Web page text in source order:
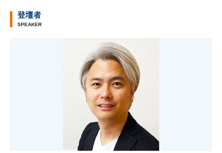
登壇者
SPEAKER